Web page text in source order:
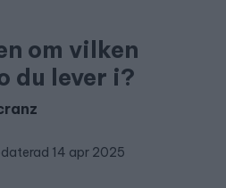
om vilken
du lever i?
14 apr 2025